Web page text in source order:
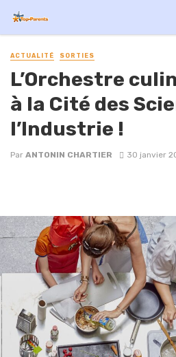
ACTUALITÉ SORTIES
L’Orchestre
à la Cité des
l’Industrie !
Par ANTONIN CHARTIER 30 janvier